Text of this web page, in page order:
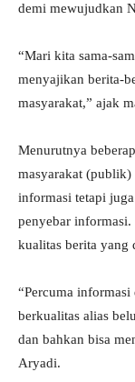
demi mewujudkan
“Mari kita sama-
menyajikan berita-
masyarakat,” ajak
Menurutnya
masyarakat
informasi tetapi
penyebar informasi.
kualitas berita yang
“Percuma informasi
berkualitas alias
dan bahkan bisa
Aryadi.